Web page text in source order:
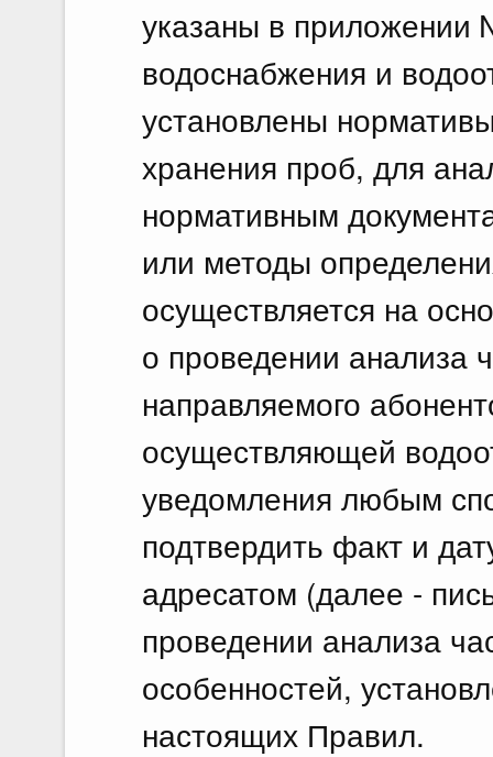
указаны в приложении
водоснабжения и
установлены
хранения проб, для
нормативным
или методы
осуществляется на
о проведении анализа
направляемого
осуществляющей
уведомления любым
подтвердить факт и
адресатом (далее -
проведении анализа
особенностей,
настоящих Правил.